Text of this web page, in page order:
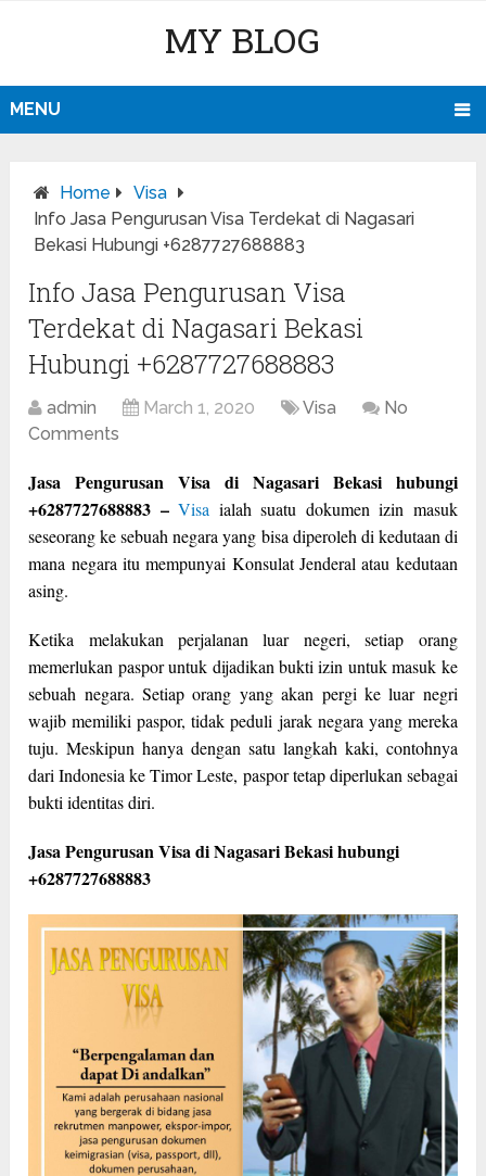
MY BLOG
MENU
Home
Visa
Info Jasa Pengurusan Visa Terdekat di Nagasari
Bekasi Hubungi +6287727688883
Info Jasa Pengurusan Visa
Terdekat di Nagasari Bekasi
Hubungi +6287727688883
admin March 1, 2020 Visa
No
Comments
Jasa Pengurusan Visa di Nagasari Bekasi hubungi
+6287727688883 –Visa ialah suatu dokumen izin masuk
seseorang ke sebuah negara yang bisa diperoleh di kedutaan di
mana negara itu mempunyai Konsulat Jenderal atau kedutaan
asing.
Ketika melakukan perjalanan luar negeri, setiap orang
memerlukan paspor untuk dijadikan bukti izin untuk masuk ke
sebuah negara. Setiap orang yang akan pergi ke luar negri
wajib memiliki paspor, tidak peduli jarak negara yang mereka
tuju. Meskipun hanya dengan satu langkah kaki, contohnya
dari Indonesia ke Timor Leste, paspor tetap diperlukan sebagai
bukti identitas diri.
Jasa Pengurusan Visa di Nagasari Bekasi hubungi
+6287727688883